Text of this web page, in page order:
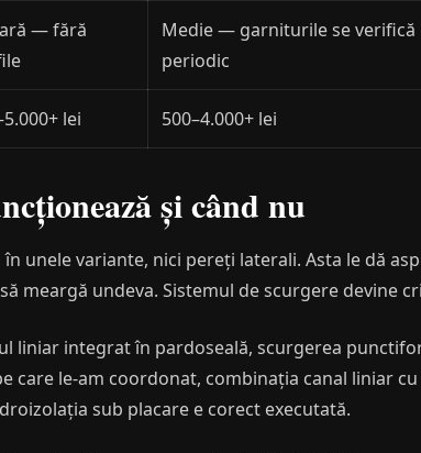
— fără
Medie — garniturile se verifică
periodic
lei 500–4.000+ lei
și când nu
în unele variante, nici pereți laterali. Asta le dă
meargă undeva. Sistemul de scurgere devine
liniar integrat în pardoseală, scurgerea
care le-am coordonat, combinația canal liniar
sub placare e corect executată.